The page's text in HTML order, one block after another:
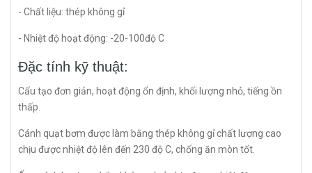
- Chất liệu: thép không gỉ
- Nhiệt độ hoạt động: -20-100độ C
Đặc tính kỹ thuật:
Cấu tạo đơn giản, hoạt động ổn định, khối lượng nhỏ, tiếng ồn
thấp.
Cánh quạt bơm được làm bằng thép không gỉ chất lượng cao
chịu được nhiệt độ lên đến 230 độ C, chống ăn mòn tốt.